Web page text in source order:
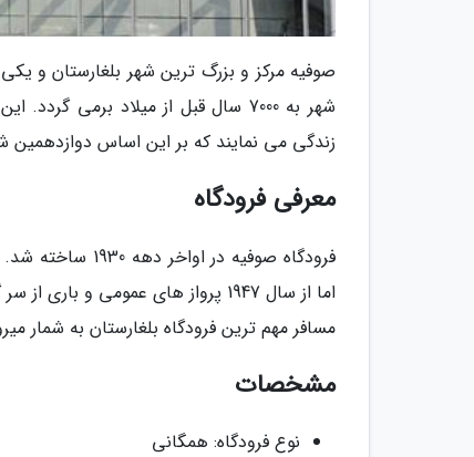
صوفیه مرکز و بزرگ ترین شهر بلغارستان و
زندگی می نمایند که بر این اساس
معرفی فرودگاه
فرودگاه
مسافر مهم ترین فرودگاه بلغارستان به شمار
مشخصات
نوع فرودگاه: همگانی